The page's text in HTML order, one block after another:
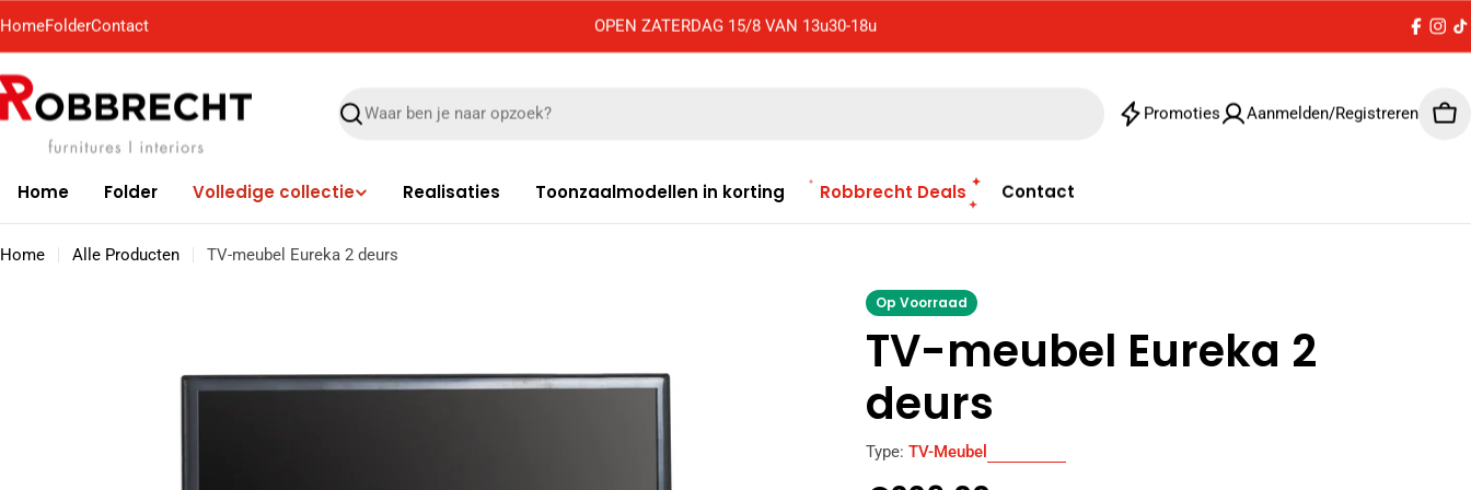
naar
inhoud
HomeFolderContact OPEN ZATERDAG 15/8 VAN 13u30-18u
Zoek
Promoties Aanmelden/Registreren
Home Folder Volledige collectie Realisaties Toonzaalmodellen in korting Robbrecht Deals Contact
Home Alle Producten TV-meubel Eureka 2 deurs
Op Voorraad
TV-meubel Eureka 2
deurs
Type: TV-Meubel